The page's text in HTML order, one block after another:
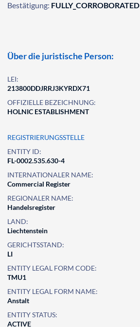
Bestätigung: FULLY_CORROBORATED
Über die juristische Person:
LEI:
213800DDJRRJ3KYRDX71
OFFIZIELLE BEZEICHNUNG:
HOLNIC ESTABLISHMENT
REGISTRIERUNGSSTELLE
ENTITY ID:
FL-0002.535.630-4
INTERNATIONALER NAME:
Commercial Register
REGIONALER NAME:
Handelsregister
LAND:
Liechtenstein
GERICHTSSTAND:
LI
ENTITY LEGAL FORM CODE:
TMU1
ENTITY LEGAL FORM NAME:
Anstalt
ENTITY STATUS:
ACTIVE